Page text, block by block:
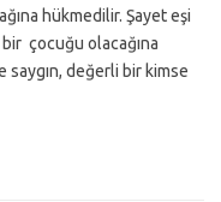
hükmedilir. Şayet eşi
çocuğu olacağına
saygın, değerli bir kimse